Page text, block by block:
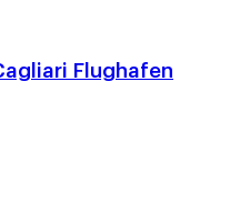
Flughafen